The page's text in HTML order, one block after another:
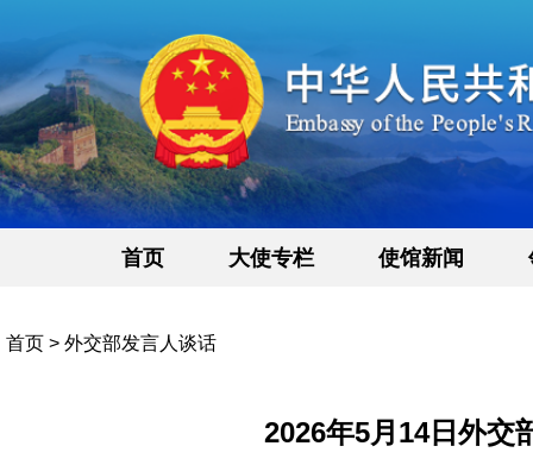
首页 大使专栏 使馆新闻
首页 > 外交部发言人谈话
2026年5月14日外交